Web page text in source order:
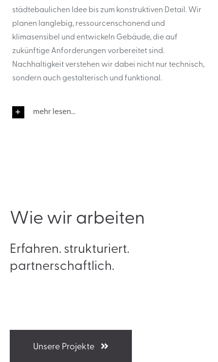
städtebaulichen Idee bis zum konstruktiven Detail. Wir
planen langlebig, ressourcenschonend und
klimasensibel und entwickeln Gebäude, die auf
zukünftige Anforderungen vorbereitet sind.
Nachhaltigkeit verstehen wir dabei nicht nur technisch,
sondern auch gestalterisch und funktional.
mehr lesen...
Wie wir arbeiten
Erfahren. strukturiert.
partnerschaftlich.
Unsere Projekte